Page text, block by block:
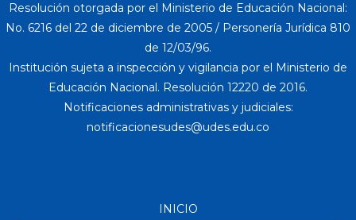
Resolución otorgada por el Ministerio de Educación Nacional:
No. 6216 del 22 de diciembre de 2005 / Personería Jurídica 810
de 12/03/96.
Institución sujeta a inspección y vigilancia por el Ministerio de
Educación Nacional. Resolución 12220 de 2016.
Notificaciones administrativas y judiciales:
INICIO